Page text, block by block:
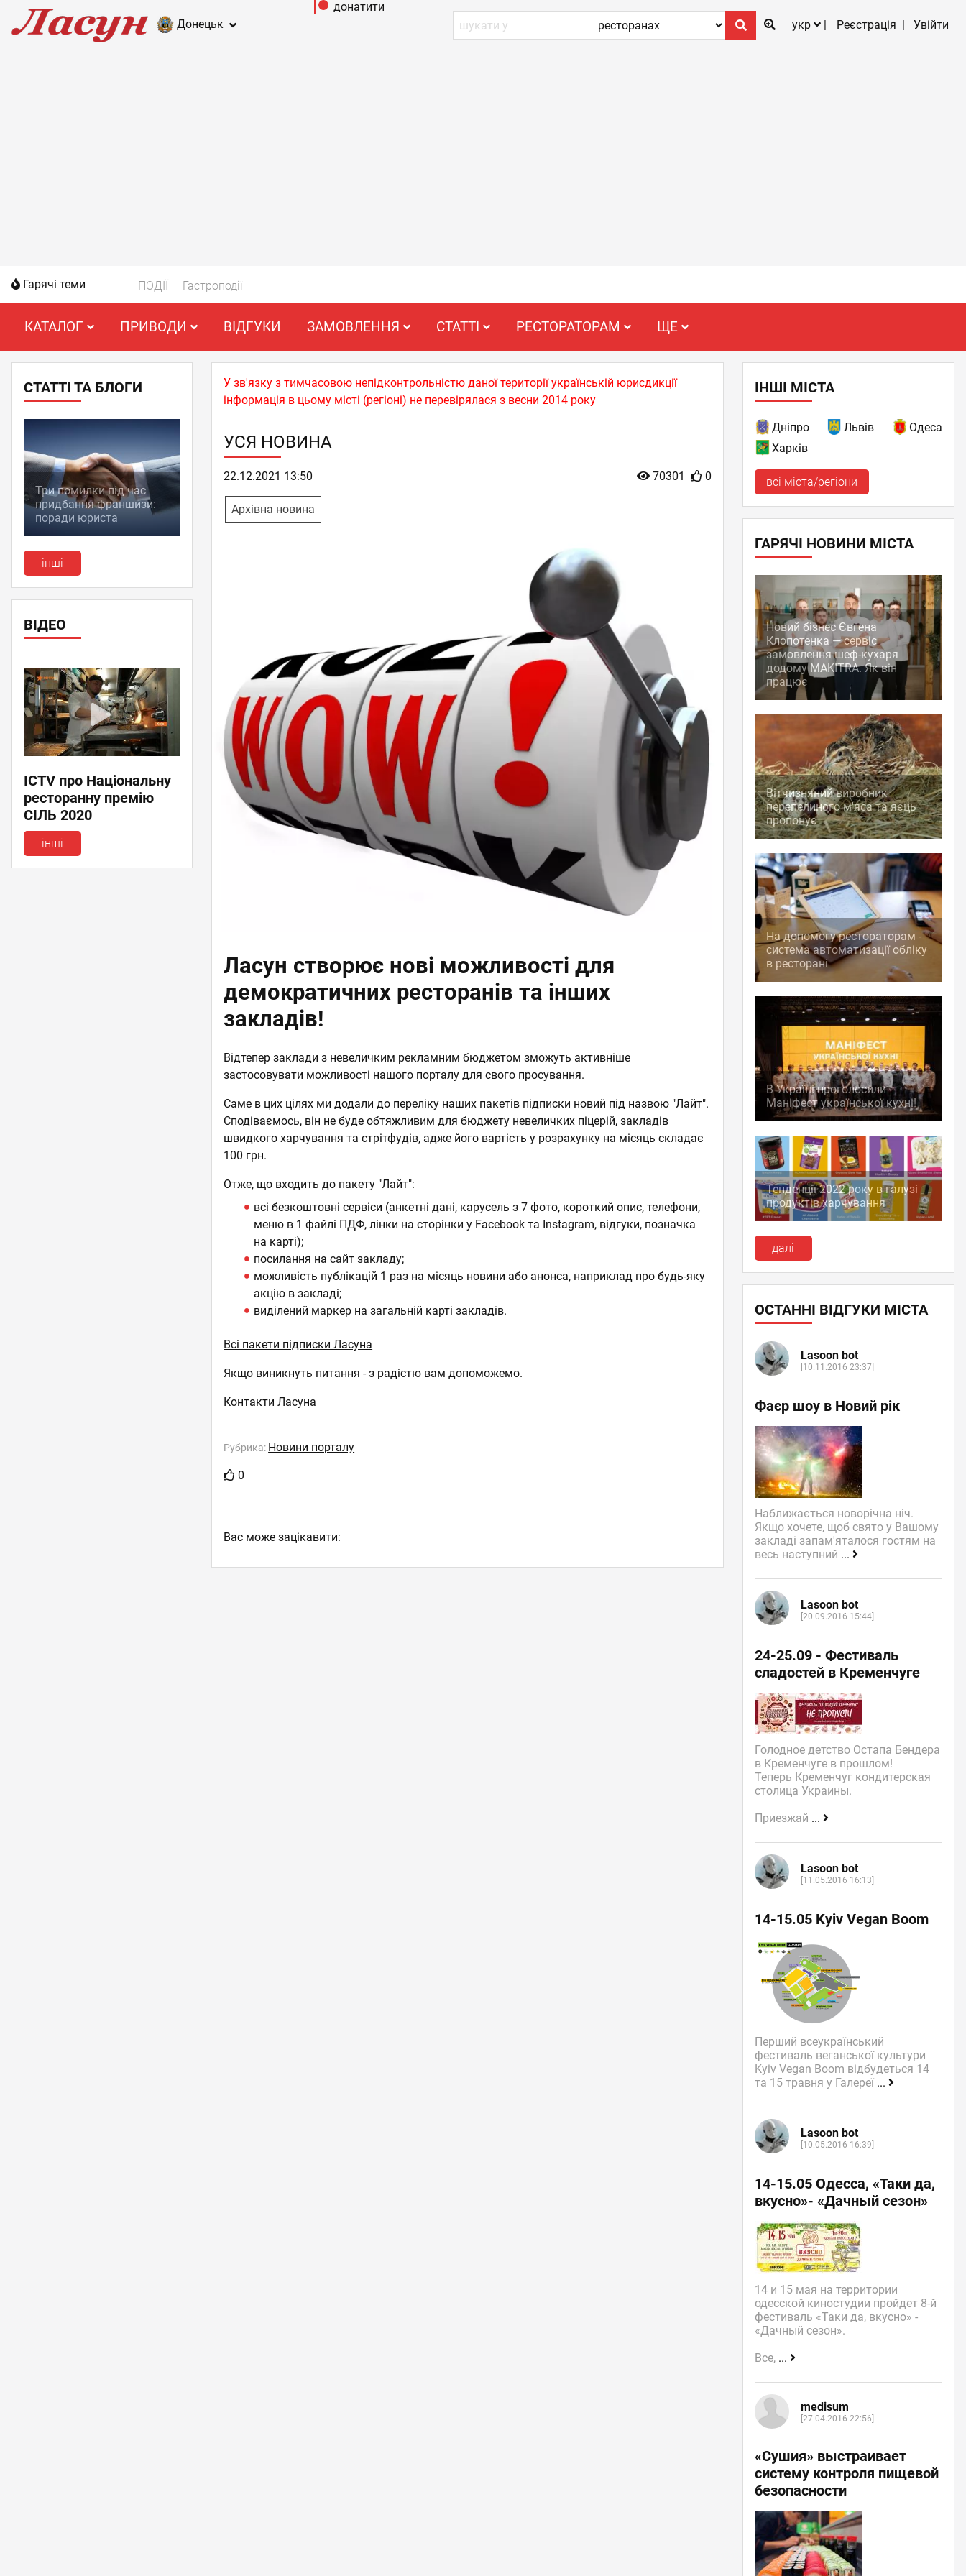
Донецьк
донатити
укр
Реєстрація Увійти
Гарячі теми ПОДІЇ Гастроподії
КАТАЛОГ ПРИВОДИ ВІДГУКИ ЗАМОВЛЕННЯ СТАТТІ РЕСТОРАТОРАМ ЩЕ
СТАТТІ ТА БЛОГИ
Три помилки під час
придбання франшизи:
поради юриста
інші
ВІДЕО
ICTV про Національну
ресторанну премію
СІЛЬ 2020
інші
У зв'язку з тимчасовою непідконтрольністю даної території українській юрисдикції
інформація в цьому місті (регіоні) не перевірялася з весни 2014 року
УСЯ НОВИНА
70301 0
22.12.2021 13:50
Архівна новина
Ласун створює нові можливості для
демократичних ресторанів та інших
закладів!
Відтепер заклади з невеличким рекламним бюджетом зможуть активніше
застосовувати можливості нашого порталу для свого просування.
Саме в цих цілях ми додали до переліку наших пакетів підписки новий під назвою "Лайт".
Сподіваємось, він не буде обтяжливим для бюджету невеличких піцерій, закладів
швидкого харчування та стрітфудів, адже його вартість у розрахунку на місяць складає
100 грн.
Отже, що входить до пакету "Лайт":
всі безкоштовні сервіси (анкетні дані, карусель з 7 фото, короткий опис, телефони,
меню в 1 файлі ПДФ, лінки на сторінки у Facebook та Instagram, відгуки, позначка
на карті);
посилання на сайт закладу;
можливість публікацій 1 раз на місяць новини або анонса, наприклад про будь-яку
акцію в закладі;
виділений маркер на загальній карті закладів.
Всі пакети підписки Ласуна
Якщо виникнуть питання - з радістю вам допоможемо.
Контакти Ласуна
Рубрика: Новини порталу
0
Вас може зацікавити:
ІНШІ МІСТА
Дніпро Львів
Одеса
Харків
всі міста/регіони
ГАРЯЧІ НОВИНИ МІСТА
Новий бізнес Євгена
Клопотенка — сервіс
замовлення шеф-кухаря
додому MAKITRA. Як він
працює
Вітчизняний виробник
перепелиного м'яса та яєць
пропонує
На допомогу рестораторам -
система автоматизації обліку
в ресторані
В Україні проголосили
Маніфест української кухні!
Тенденції 2022 року в галузі
продуктів харчування
далі
ОСТАННІ ВІДГУКИ МІСТА
Lasoon bot
[10.11.2016 23:37]
Фаєр шоу в Новий рік
Наближається новорічна ніч.
Якщо хочете, щоб свято у Вашому
закладі запам'яталося гостям на
весь наступний ...
Lasoon bot
[20.09.2016 15:44]
24-25.09 - Фестиваль
сладостей в Кременчуге
Голодное детство Остапа Бендера
в Кременчуге в прошлом!
Теперь Кременчуг кондитерская
столица Украины.
Приезжай ...
Lasoon bot
[11.05.2016 16:13]
14-15.05 Kyiv Vegan Boom
Перший всеукраїнський
фестиваль веганської культури
Kyiv Vegan Boom відбудеться 14
та 15 травня у Галереї ...
Lasoon bot
[10.05.2016 16:39]
14-15.05 Одесса, «Таки да,
вкусно»- «Дачный сезон»
14 и 15 мая на территории
одесской киностудии пройдет 8-й
фестиваль «Таки да, вкусно» -
«Дачный сезон».
Все, ...
medisum
[27.04.2016 22:56]
«Сушия» выстраивает
систему контроля пищевой
безопасности